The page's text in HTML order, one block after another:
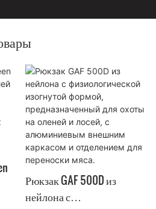
Рюкзак GAF 500D из
нейлона с